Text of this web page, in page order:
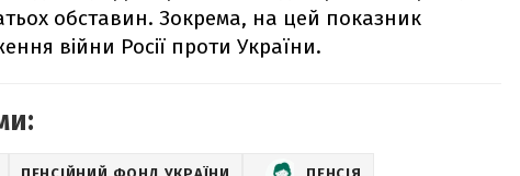
обставин. Зокрема, на цей показник
війни Росії проти України.